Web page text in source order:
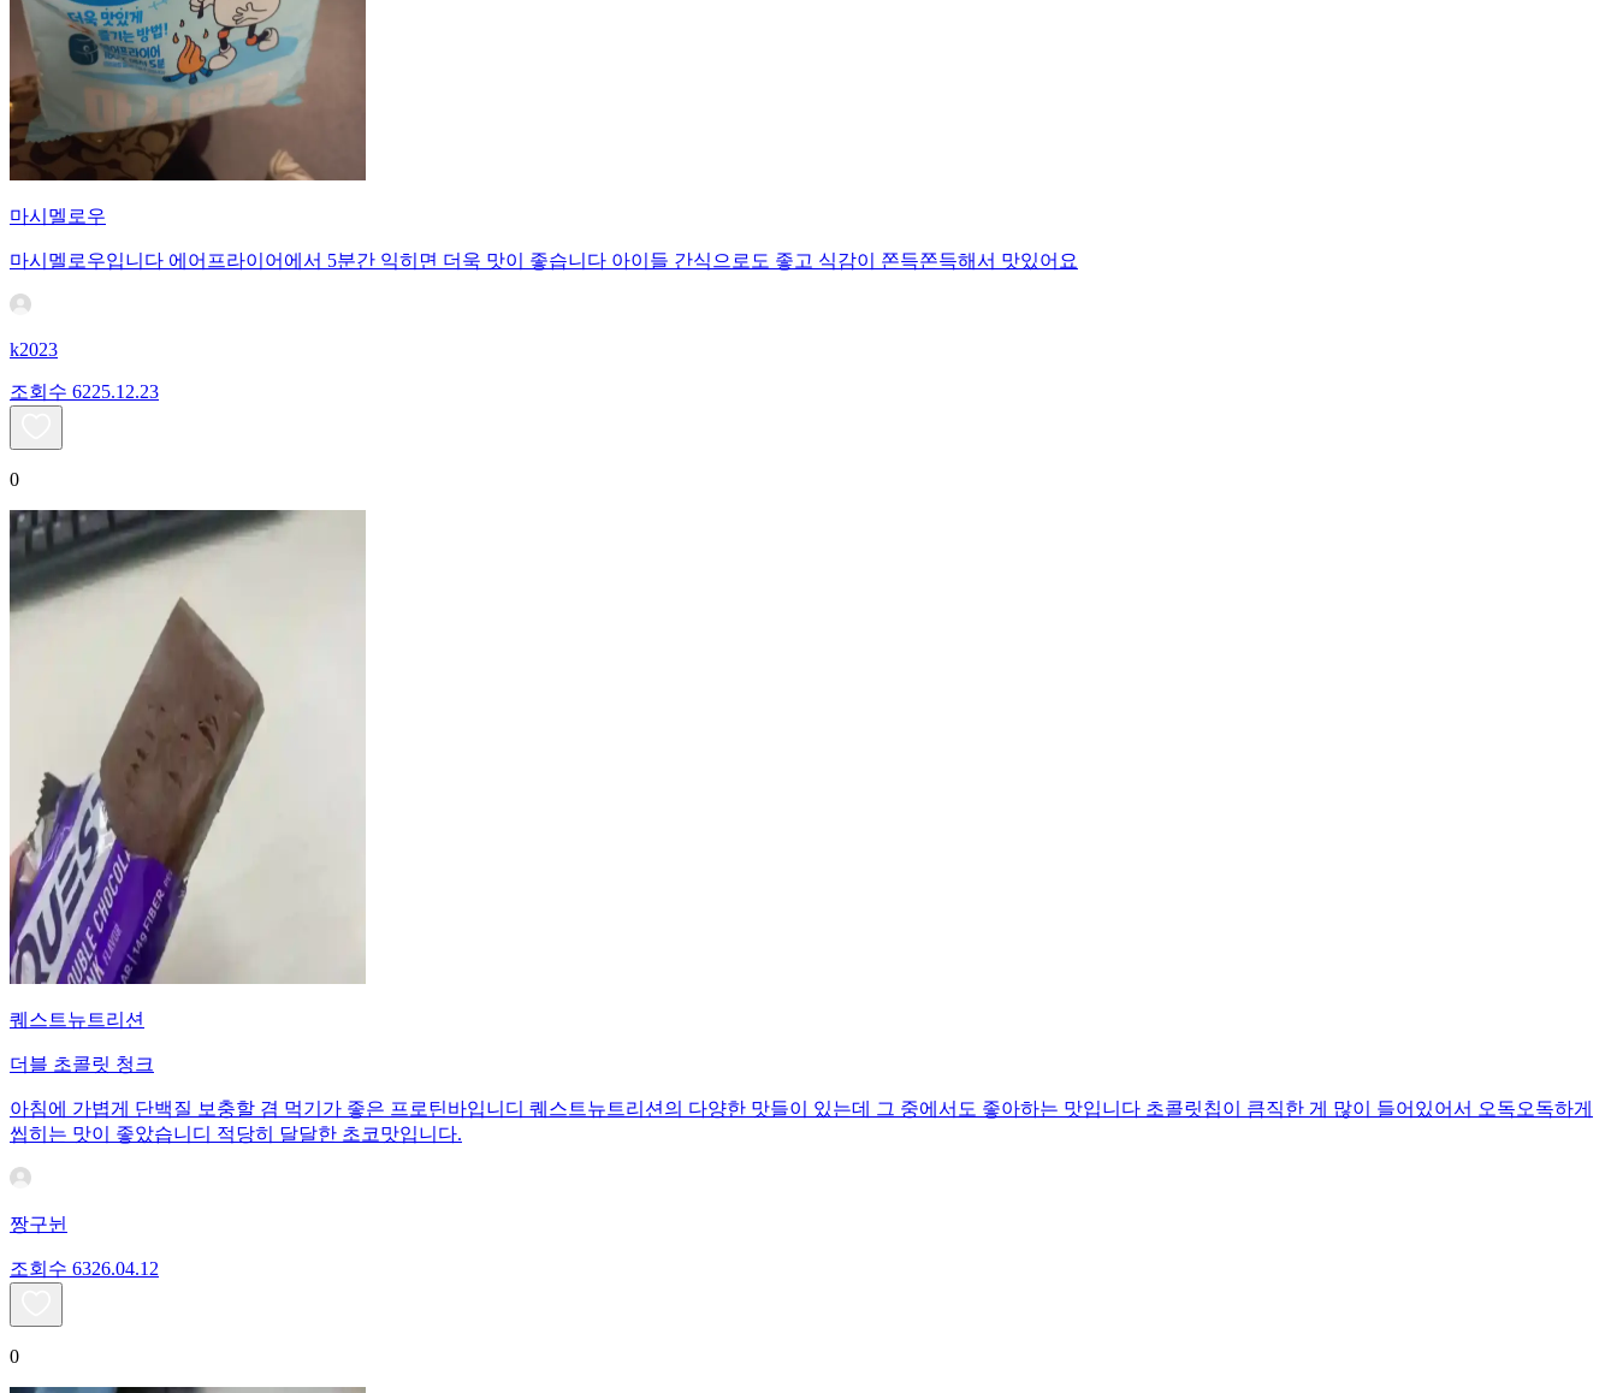
마시멜로우
마시멜로우입니다 에어프라이어에서 5분간 익히면 더욱 맛이 좋습니다 아이들 간식으로도 좋고 식감이 쫀득쫀득해서 맛있어요
k2023
조회수 6225.12.23
0
퀘스트뉴트리션
더블 초콜릿 청크
아침에 가볍게 단백질 보충할 겸 먹기가 좋은 프로틴바입니디 퀘스트뉴트리션의 다양한 맛들이 있는데 그 중에서도 좋아하는 맛입니다 초콜릿칩이 큼직한 게 많이 들어있어서 오독오독하게
씹히는 맛이 좋았습니디 적당히 달달한 초코맛입니다.
짱구뉜
조회수 6326.04.12
0